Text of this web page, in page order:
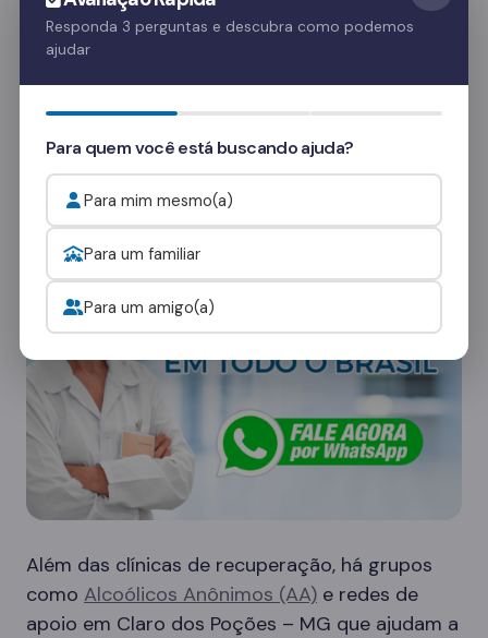
Essas visitas ajudam no processo de
recuperação e fortalecem o vínculo familiar.
Quer saber mais? Fale com nossos
consultorese veja como funcionam as visitas.
Onde procurar ajuda para o alcoolismo?
Além das clínicas de recuperação, há grupos
como Alcoólicos Anônimos (AA) e redes de
apoio em Claro dos Poções – MG que ajudam a
Responda 3 perguntas e descubra como podemos
ajudar
Para quem você está buscando ajuda?
Para mim mesmo(a)
Para um familiar
Para um amigo(a)